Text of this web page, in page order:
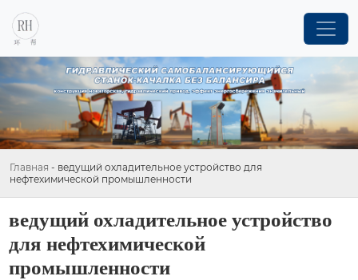
Главная - ведущий охладительное устройство для
нефтехимической промышленности
ведущий охладительное устройство
для нефтехимической
промышленности